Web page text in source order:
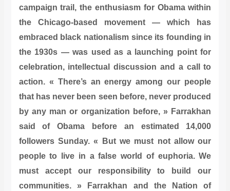
campaign trail, the enthusiasm for Obama within
the Chicago-based movement — which has
embraced black nationalism since its founding in
the 1930s — was used as a launching point for
celebration, intellectual discussion and a call to
action. « There’s an energy among our people
that has never been seen before, never produced
by any man or organization before, » Farrakhan
said of Obama before an estimated 14,000
followers Sunday. « But we must not allow our
people to live in a false world of euphoria. We
must accept our responsibility to build our
communities. » Farrakhan and the Nation of